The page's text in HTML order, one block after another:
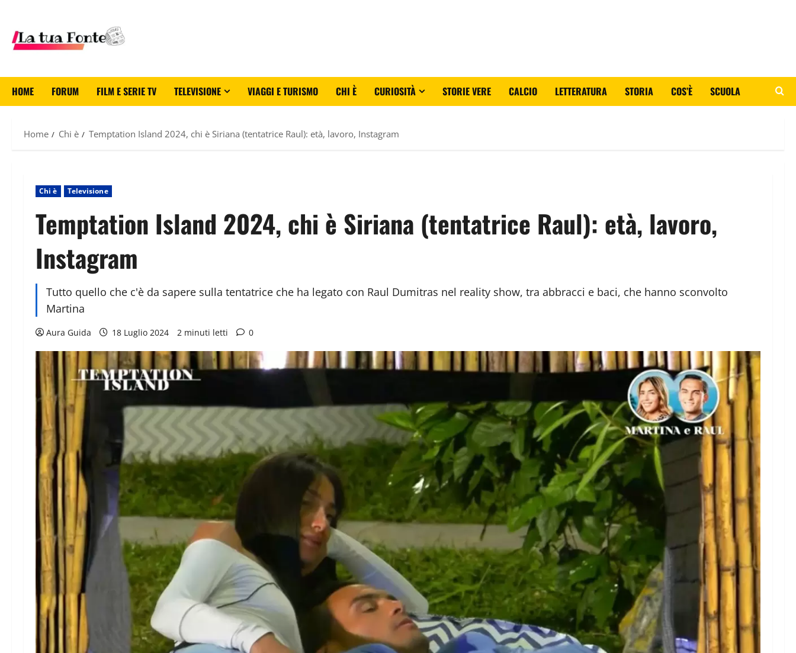
HOME FORUM FILM E SERIE TV TELEVISIONE VIAGGI E TURISMO CHI È CURIOSITÀ STORIE VERE CALCIO LETTERATURA STORIA COS’È SCUOLA
Home Chi è Temptation Island 2024, chi è Siriana (tentatrice Raul): età, lavoro, Instagram
Chi è Televisione
Temptation Island 2024, chi è Siriana (tentatrice Raul): età, lavoro,
Instagram
Tutto quello che c'è da sapere sulla tentatrice che ha legato con Raul Dumitras nel reality show, tra abbracci e baci, che hanno sconvolto
Martina
Aura Guida 18 Luglio 2024 2 minuti letti 0